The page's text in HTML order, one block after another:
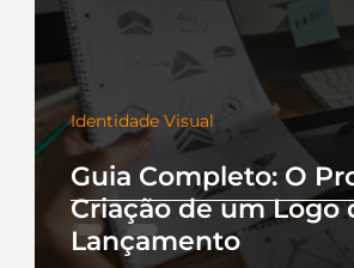
Guia Completo: O
Criação de um Logo
Lançamento
Identidade Visual